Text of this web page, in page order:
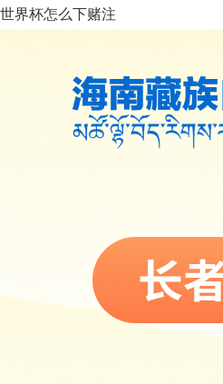
世界杯怎么下赌注